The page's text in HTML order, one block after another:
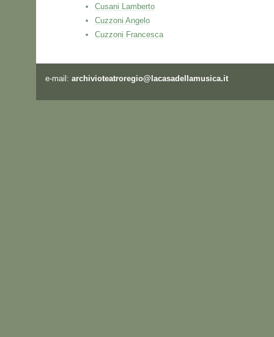
Cusani Lamberto
Cuzzoni Angelo
Cuzzoni Francesca
e-mail: archivioteatroregio@lacasadellamusica.it